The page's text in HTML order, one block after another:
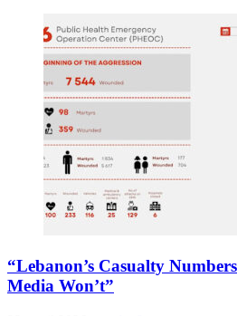
“Lebanon’s Casualty
Media Won’t”